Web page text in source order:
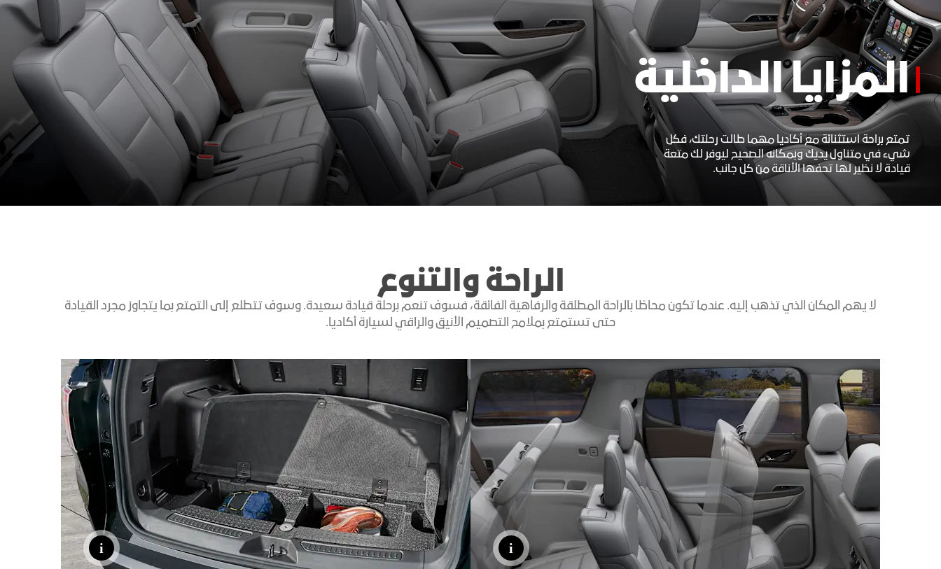
اكتشف أكاديا
Denali
اكتشف تيرين
كتالوج المركبات
الأكسسوارات
المزايا الداخلية
تمتع براحة استثنائة مع أكاديا مهما طالت رحلتك، فكل
شيء في متناول يديك وبمكانه الصحيح ليوفر لك متعة
قيادة لا نظير لها تحفها الأناقة من كل جانب.
الراحة والتنوع
لا يهم المكان الذي تذهب إليه. عندما تكون محاطًا بالراحة المطلقة والرفاهية الفائقة، فسوف تنعم برحلة قيادة سعيدة. وسوف تتطلع إلى التمتع بما يتجاوز مجرد القيادة
حتى تستمتع بملامح التصميم الأنيق والراقي لسيارة أكاديا.